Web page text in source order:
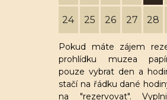
24 25 26 27 28
Pokud máte zájem
prohlídku muzea
pouze vybrat den a
stačí na řádku dané
na "rezervovat".